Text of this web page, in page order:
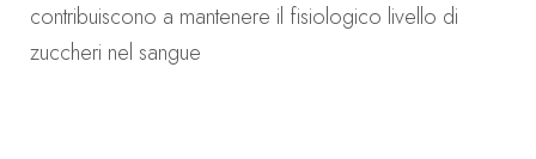
contribuiscono a mantenere il fisiologico livello di
zuccheri nel sangue